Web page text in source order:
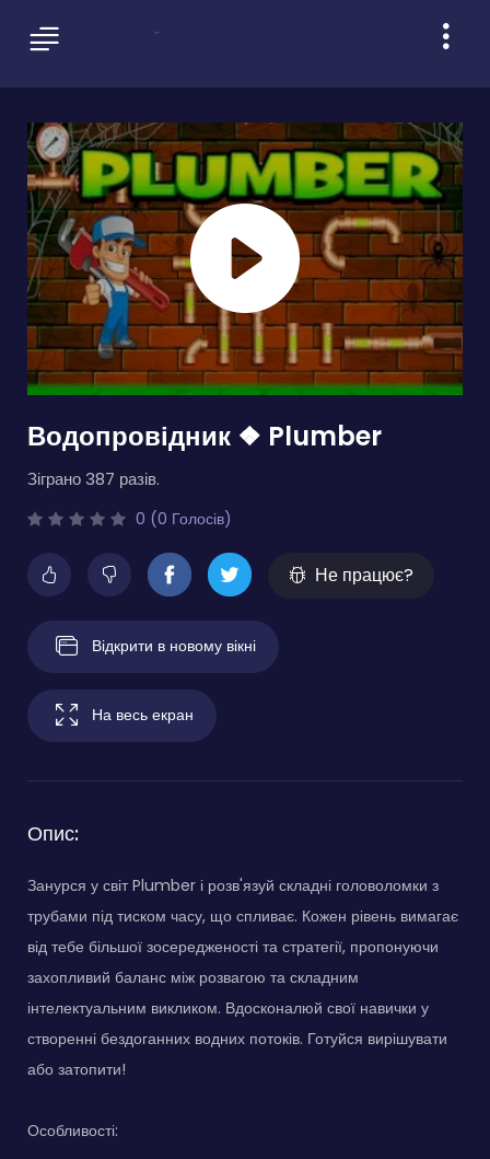
Водопровідник ❖ Plumber
Зіграно 387 разів.
0 (0 Голосів)
Не працює?
Відкрити в новому вікні
На весь екран
Опис:
Занурся у світ Plumber і розв'язуй складні головоломки з
трубами під тиском часу, що спливає. Кожен рівень вимагає
від тебе більшої зосередженості та стратегії, пропонуючи
захопливий баланс між розвагою та складним
інтелектуальним викликом. Вдосконалюй свої навички у
створенні бездоганних водних потоків. Готуйся вирішувати
або затопити!
Особливості: